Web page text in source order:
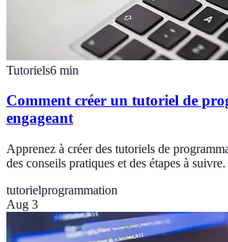
Tutoriels6 min
Comment créer un tutoriel de
engageant
Apprenez à créer des tutoriels de
des conseils pratiques et des étapes à suivre.
tutorielprogrammation
Aug 3